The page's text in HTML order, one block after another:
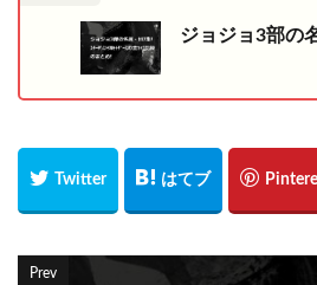
ジョジョ3部の
Prev